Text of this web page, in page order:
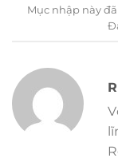
Mục nhập này